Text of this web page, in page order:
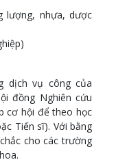
lượng, nhựa, dược
dịch vụ công của
đồng Nghiên cứu
cơ hội để theo học
Tiến sĩ). Với bằng
cho các trường